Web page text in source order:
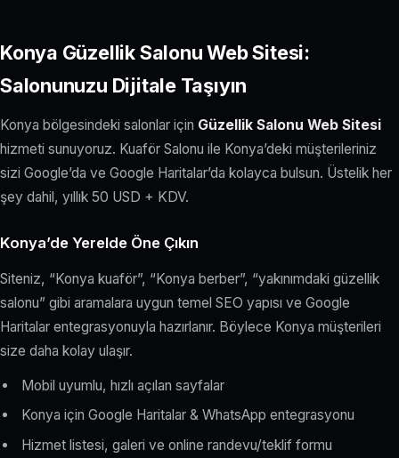
Konya Güzellik Salonu Web Sitesi:
Salonunuzu Dijitale Taşıyın
Konya bölgesindeki salonlar için Güzellik Salonu Web Sitesi
hizmeti sunuyoruz. Kuaför Salonu ile Konya’deki müşterileriniz
sizi Google’da ve Google Haritalar’da kolayca bulsun. Üstelik her
şey dahil, yıllık 50 USD + KDV.
Konya’de Yerelde Öne Çıkın
Siteniz, “Konya kuaför”, “Konya berber”, “yakınımdaki güzellik
salonu” gibi aramalara uygun temel SEO yapısı ve Google
Haritalar entegrasyonuyla hazırlanır. Böylece Konya müşterileri
size daha kolay ulaşır.
Mobil uyumlu, hızlı açılan sayfalar
Konya için Google Haritalar & WhatsApp entegrasyonu
Hizmet listesi, galeri ve online randevu/teklif formu